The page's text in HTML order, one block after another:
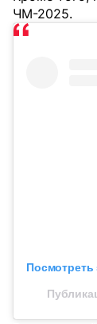
ЧМ-2025.
Посмотреть